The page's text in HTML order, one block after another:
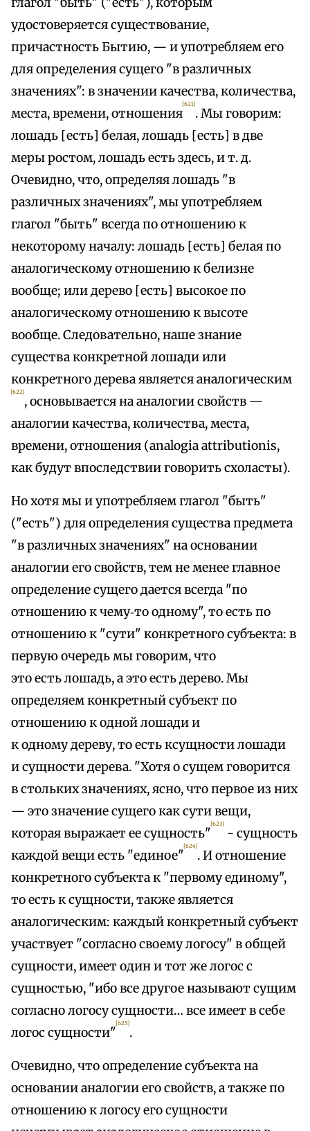
удостоверяется существование,
причастность Бытию, — и употребляем его
для определения сущего "в различных
значениях": в значении качества, количества,
места, времени, отношения
[621]
. Мы говорим:
лошадь [есть] белая, лошадь [есть] в две
меры ростом, лошадь есть здесь, и т. д.
Очевидно, что, определяя лошадь "в
различных значениях", мы употребляем
глагол "быть" всегда по отношению к
некоторому началу: лошадь [есть] белая по
аналогическому отношению к белизне
вообще; или дерево [есть] высокое по
аналогическому отношению к высоте
вообще. Следовательно, наше знание
существа конкретной лошади или
конкретного дерева является аналогическим
[622]
, основывается на аналогии свойств —
аналогии качества, количества, места,
времени, отношения (analogia attributionis,
как будут впоследствии говорить схоласты).
Но хотя мы и употребляем глагол "быть"
("есть") для определения существа предмета
"в различных значениях" на основании
аналогии его свойств, тем не менее главное
определение сущего дается всегда "по
отношению к чему‑то одному", то есть по
отношению к "сути" конкретного субъекта: в
первую очередь мы говорим, что
это есть лошадь, а это есть дерево. Мы
определяем конкретный субъект по
отношению к одной лошади и
к одному дереву, то есть ксущности лошади
и сущности дерева. "Хотя о сущем говорится
в стольких значениях, ясно, что первое из них
— это значение сущего как сути вещи,
которая выражает ее сущность"
[623]
- сущность
каждой вещи есть "единое"
[624]
. И отношение
конкретного субъекта к "первому единому",
то есть к сущности, также является
аналогическим: каждый конкретный субъект
участвует "согласно своему логосу" в общей
сущности, имеет один и тот же логос с
сущностью, "ибо все другое называют сущим
согласно логосу сущности… все имеет в себе
логос сущности"
[625]
.
Очевидно, что определение субъекта на
основании аналогии его свойств, а также по
отношению к логосу его сущности